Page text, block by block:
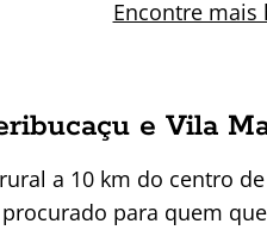
Encontre mais
e Vila
a 10 km do centro
para quem